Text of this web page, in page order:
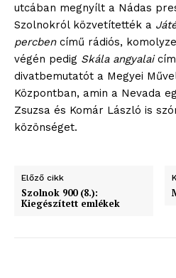
utcában megnyílt a Nádas
Szolnokról közvetítették a
percbencímű rádiós,
végén pedig Skála angyalai
divatbemutatót a Megyei
Központban, amin a Nevada
Zsuzsa és Komár László is
közönséget.
Előző cikk
Szolnok 900 (8.):
Kiegészített emlékek